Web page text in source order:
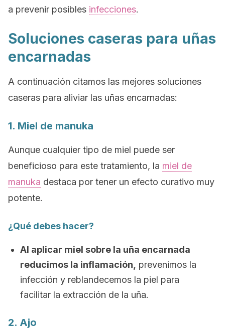
a prevenir posibles infecciones.
Soluciones caseras para uñas
encarnadas
A continuación citamos las mejores soluciones
caseras para aliviar las uñas encarnadas:
1. Miel de manuka
Aunque cualquier tipo de miel puede ser
beneficioso para este tratamiento, la miel de
manuka destaca por tener un efecto curativo muy
potente.
¿Qué debes hacer?
Al aplicar miel sobre la uña encarnada
reducimos la inflamación,
prevenimos la
infección y reblandecemos la piel para
facilitar la extracción de la uña.
2. Ajo